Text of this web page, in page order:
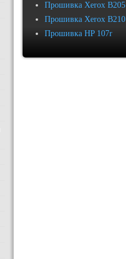
Прошивка Xerox B205
Прошивка Xerox B210
Прошивка HP 107r